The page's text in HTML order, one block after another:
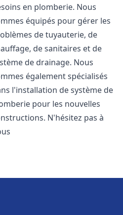
en plomberie. Nous
équipés pour gérer les
de tuyauterie, de
de sanitaires et de
de drainage. Nous
également spécialisés
l'installation de système de
pour les nouvelles
N'hésitez pas à